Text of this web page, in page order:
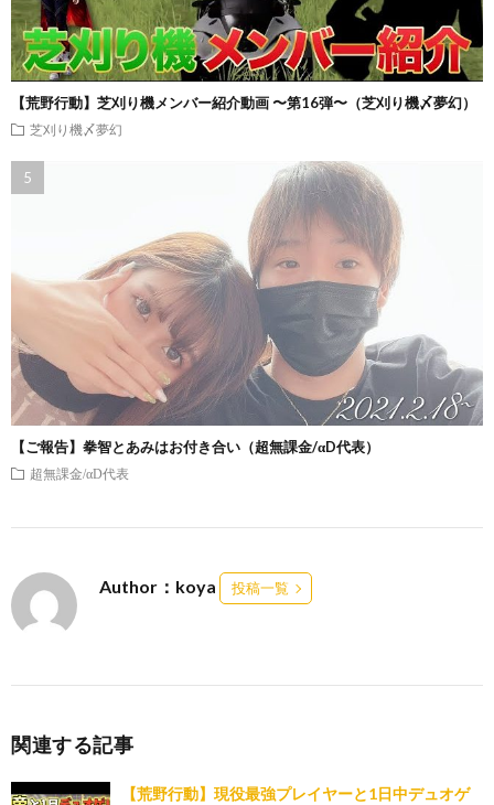
【荒野行動】芝刈り機メンバー紹介動画 〜第16弾〜（芝刈り機〆夢幻）
芝刈り機〆夢幻
【ご報告】拳智とあみはお付き合い（超無課金/αD代表）
超無課金/αD代表
Author：koya 投稿一覧
関連する記事
【荒野行動】現役最強プレイヤーと1日中デュオゲ